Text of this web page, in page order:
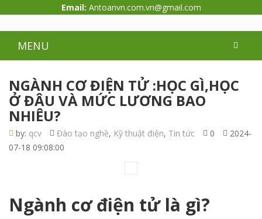
Email: Antoanvn.com.vn@gmail.com
MENU
NGÀNH CƠ ĐIỆN TỬ :HỌC GÌ,HỌC
Ở ĐÂU VÀ MỨC LƯƠNG BAO
NHIÊU?
by: qcv Đào tạo nghề, Kỹ thuật điện, Tin tức 0
2024-
07-18 09:08:00
Ngành cơ điện tử là gì?